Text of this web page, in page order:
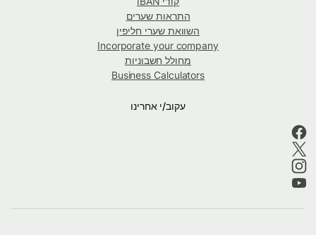
התראות שערים
השוואת שערי חליפין
Incorporate your company
מחולל חשבוניות
Business Calculators
עקוב/י אחרינו